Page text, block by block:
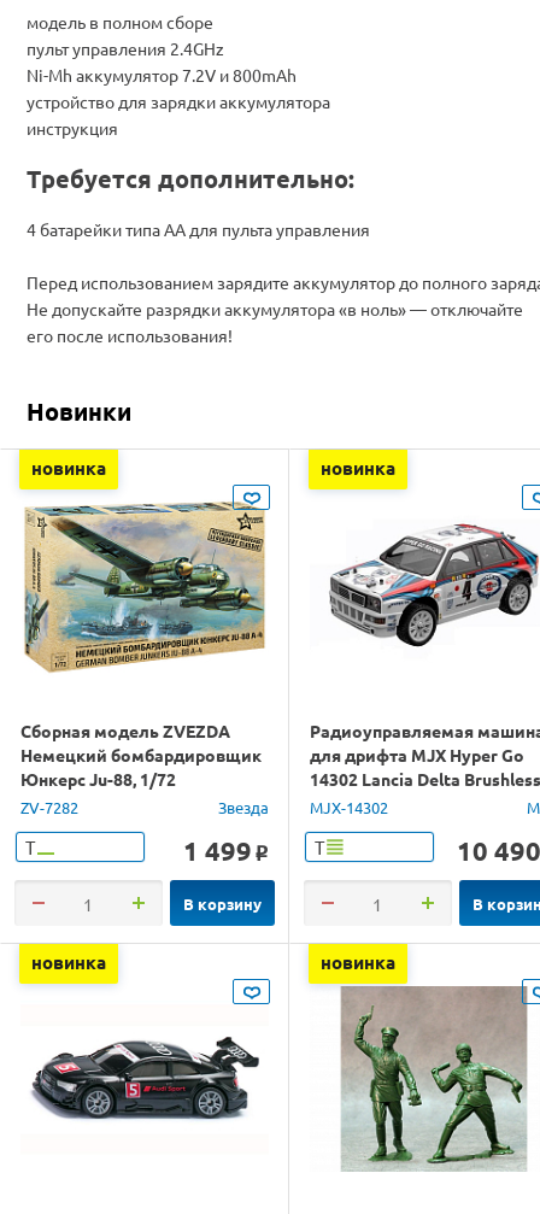
модель в полном сборе
пульт управления 2.4GHz
Ni-Mh аккумулятор 7.2V и 800mAh
устройство для зарядки аккумулятора
инструкция
Требуется дополнительно:
4 батарейки типа АА для пульта управления
Перед использованием зарядите аккумулятор до полного
Не допускайте разрядки аккумулятора «в ноль» — отключайте
его после использования!
Новинки
новинка
Сборная модель ZVEZDA
Немецкий бомбардировщик
Юнкерс Ju-88, 1/72
ZV-7282 Звезда
Т 1 499 o
В корзину
новинка
Радиоуправляемая
для дрифта MJX Hyper Go
14302 Lancia Delta Brushless
4WD 2.4G LED 1/14 RTR
MJX-14302
Т 10 490
В
новинка новинка